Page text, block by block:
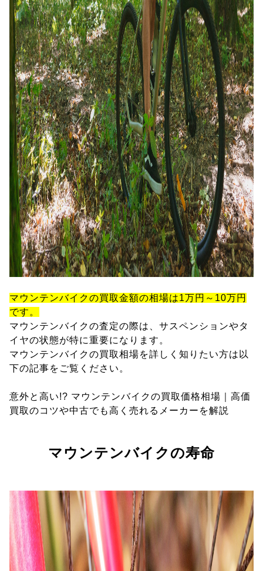
マウンテンバイクの買取金額の相場は1万円～10万円
です。
マウンテンバイクの査定の際は、サスペンションやタ
イヤの状態が特に重要になります。
マウンテンバイクの買取相場を詳しく知りたい方は以
下の記事をご覧ください。
意外と高い!? マウンテンバイクの買取価格相場｜高価
買取のコツや中古でも高く売れるメーカーを解説
マウンテンバイクの寿命